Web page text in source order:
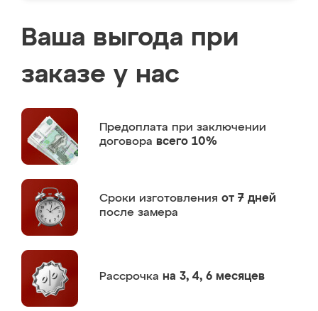
Ваша выгода при
заказе у нас
Предоплата при заключении
договора всего 10%
Сроки изготовления от 7 дней
после замера
Рассрочка на 3, 4, 6 месяцев